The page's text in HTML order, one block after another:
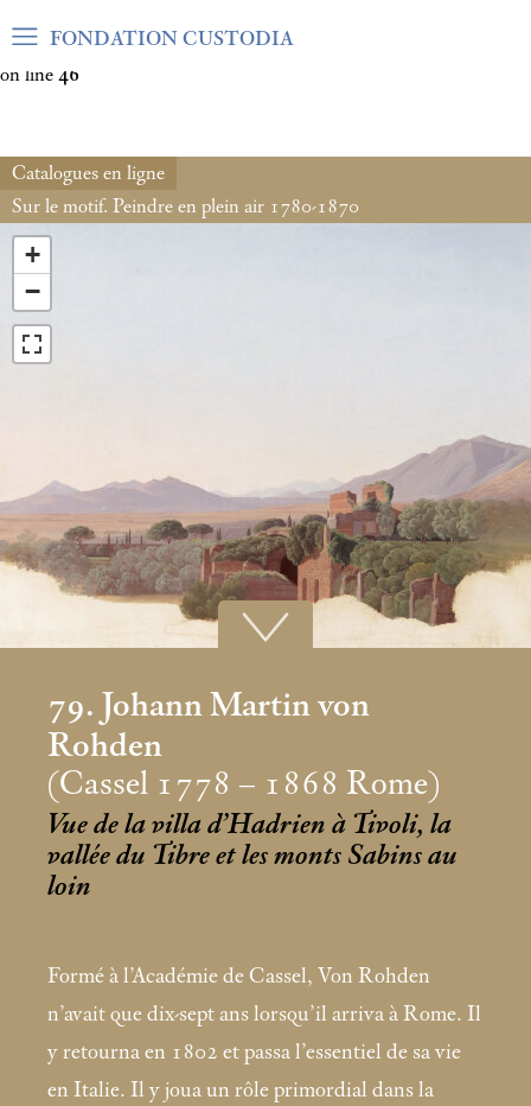
Warning: Undefined array key "var_mode" in
on line 46
FONDATION CUSTODIA
Catalogues en ligne
Sur le motif. Peindre en plein air 1780-1870
+
−
79. Johann Martin von
Rohden
(Cassel 1778 – 1868 Rome)
Vue de la villa d’Hadrien à Tivoli, la
vallée du Tibre et les monts Sabins au
loin
Formé à l’Académie de Cassel, Von Rohden
n’avait que dix-sept ans lorsqu’il arriva à Rome. Il
y retourna en 1802 et passa l’essentiel de sa vie
en Italie. Il y joua un rôle primordial dans la